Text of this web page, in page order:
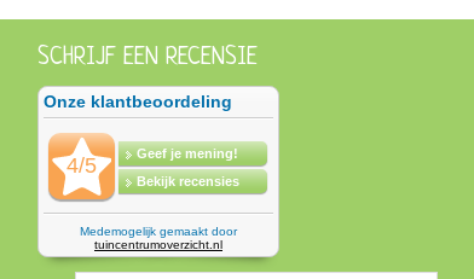
SCHRIJF EEN RECENSIE